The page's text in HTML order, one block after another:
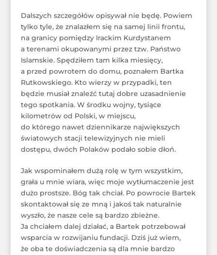
Dalszych szczegółów opisywał nie będę. Powiem
tylko tyle, że znalazłem się na samej linii frontu,
na granicy pomiędzy Irackim Kurdystanem
a terenami okupowanymi przez tzw. Państwo
Islamskie. Spędziłem tam kilka miesięcy,
a przed powrotem do domu, poznałem Bartka
Rutkowskiego. Kto wierzy w przypadki, ten
będzie musiał znaleźć tutaj dobre uzasadnienie
tego spotkania. W środku wojny, tysiące
kilometrów od Polski, w miejscu,
do którego nawet dziennikarze największych
światowych stacji telewizyjnych nie mieli
dostępu, dwóch Polaków podało sobie dłoń.
Jak wspominałem dużą rolę w tym wszystkim,
grała u mnie wiara, więc moje wytłumaczenie jest
dużo prostsze. Bóg tak chciał. Po powrocie Bartek
skontaktował się ze mną i jakoś tak naturalnie
wyszło, że nasze cele są bardzo zbieżne.
Ja chciałem dalej działać, a Bartek potrzebował
wsparcia w rozwijaniu fundacji. Dziś już wiem,
że oba te doświadczenia są dla mnie bardzo